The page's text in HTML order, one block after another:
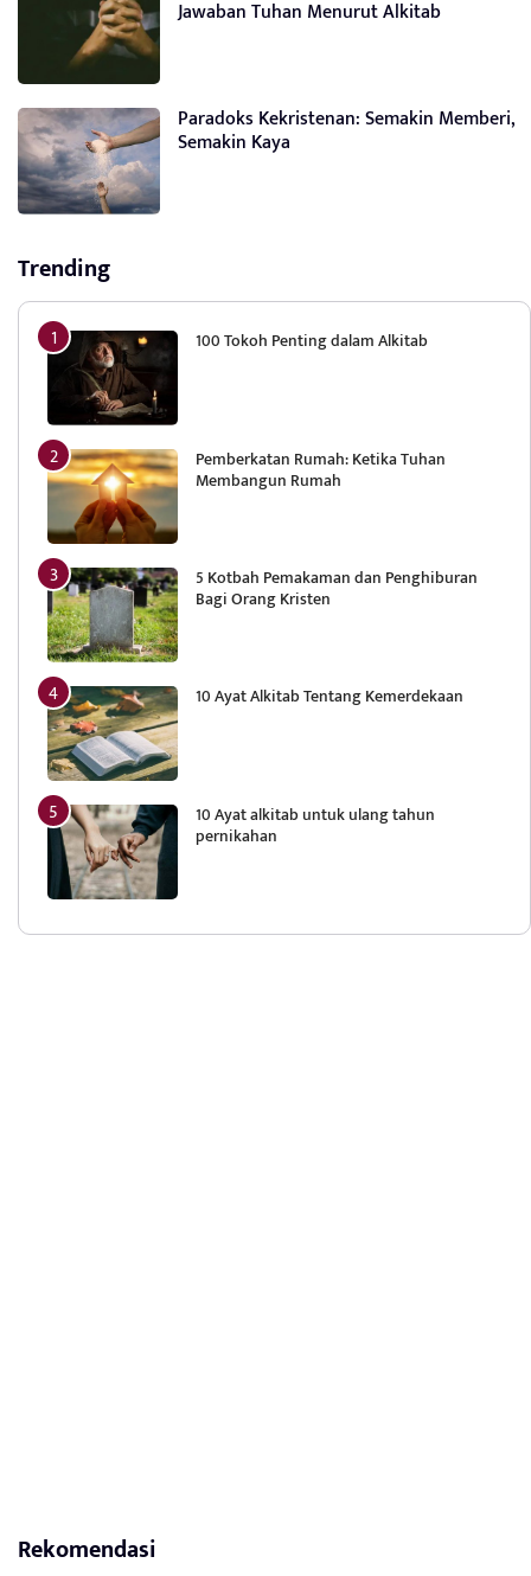
Jawaban Tuhan Menurut Alkitab
Paradoks Kekristenan: Semakin Memberi,
Semakin Kaya
Trending
100 Tokoh Penting dalam Alkitab
Pemberkatan Rumah: Ketika Tuhan
Membangun Rumah
5 Kotbah Pemakaman dan Penghiburan
Bagi Orang Kristen
10 Ayat Alkitab Tentang Kemerdekaan
10 Ayat alkitab untuk ulang tahun
pernikahan
Rekomendasi